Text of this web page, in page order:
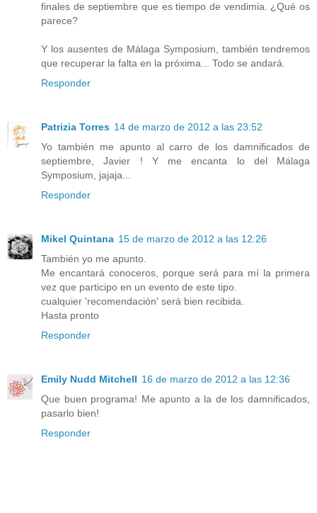
finales de septiembre que es tiempo de vendimia. ¿Qué os
parece?
Y los ausentes de Málaga Symposium, también tendremos
que recuperar la falta en la próxima... Todo se andará.
Responder
Patrizia Torres 14 de marzo de 2012 a las 23:52
Yo también me apunto al carro de los damnificados de
septiembre, Javier ! Y me encanta lo del Málaga
Symposium, jajaja...
Responder
Mikel Quintana 15 de marzo de 2012 a las 12:26
También yo me apunto.
Me encantará conoceros, porque será para mí la primera
vez que participo en un evento de este tipo.
cualquier 'recomendación' será bien recibida.
Hasta pronto
Responder
Emily Nudd Mitchell 16 de marzo de 2012 a las 12:36
Que buen programa! Me apunto a la de los damnificados,
pasarlo bien!
Responder